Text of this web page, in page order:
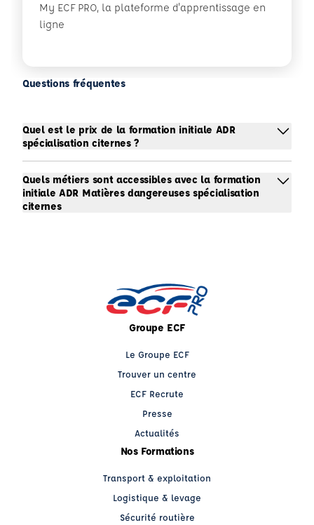
My ECF PRO, la plateforme d'apprentissage en
ligne
Questions fréquentes
Quel est le prix de la formation initiale ADR
spécialisation citernes ?
Quels métiers sont accessibles avec la formation
initiale ADR Matières dangereuses spécialisation
citernes
Groupe ECF
Le Groupe ECF
Trouver un centre
ECF Recrute
Presse
Actualités
Nos Formations
Transport & exploitation
Logistique & levage
Sécurité routière